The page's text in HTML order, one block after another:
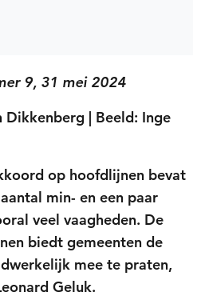
9, 31 mei 2024
Dikkenberg | Beeld: Inge
op hoofdlijnen bevat
min- en een paar
veel vaagheden. De
biedt gemeenten de
mee te praten,
Geluk.